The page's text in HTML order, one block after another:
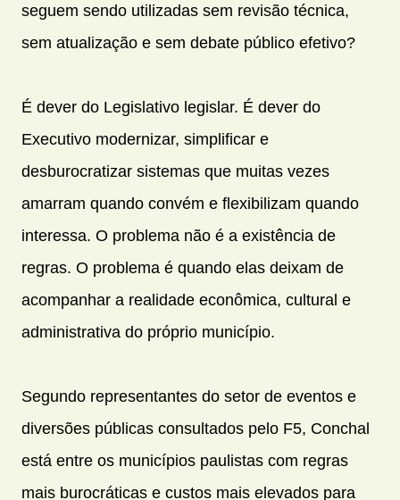
seguem sendo utilizadas sem revisão técnica,
sem atualização e sem debate público efetivo?
É dever do Legislativo legislar. É dever do
Executivo modernizar, simplificar e
desburocratizar sistemas que muitas vezes
amarram quando convém e flexibilizam quando
interessa. O problema não é a existência de
regras. O problema é quando elas deixam de
acompanhar a realidade econômica, cultural e
administrativa do próprio município.
Segundo representantes do setor de eventos e
diversões públicas consultados pelo F5, Conchal
está entre os municípios paulistas com regras
mais burocráticas e custos mais elevados para